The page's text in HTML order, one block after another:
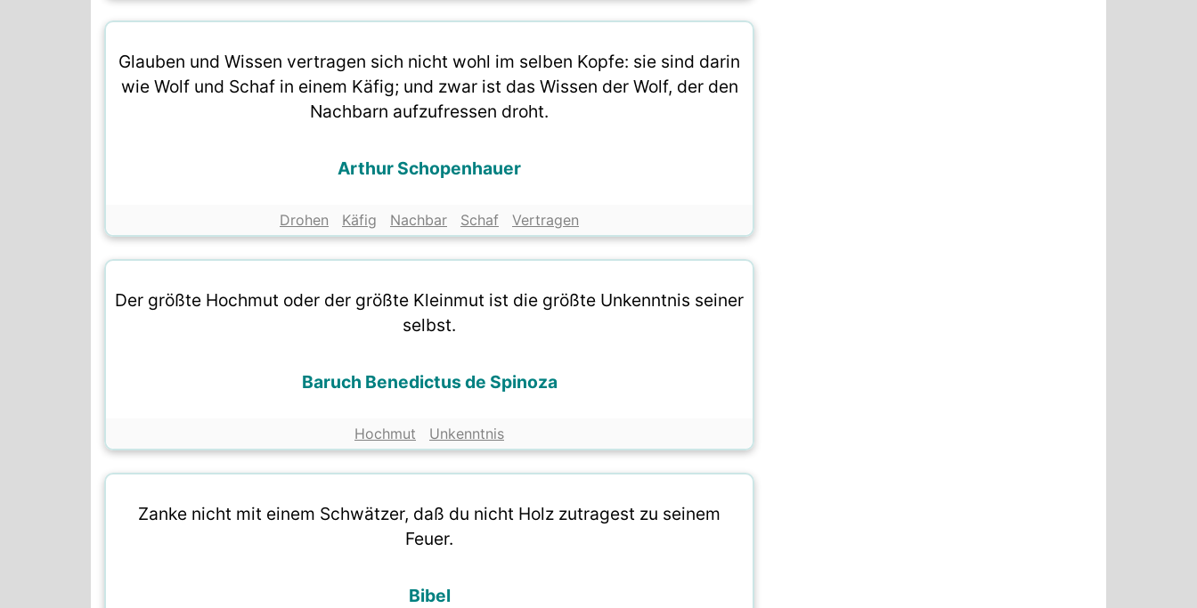
Glauben und Wissen vertragen sich nicht wohl im selben Kopfe: sie sind darin
wie Wolf und Schaf in einem Käfig; und zwar ist das Wissen der Wolf, der den
Nachbarn aufzufressen droht.
Arthur Schopenhauer
Drohen Käfig Nachbar Schaf Vertragen
Der größte Hochmut oder der größte Kleinmut ist die größte Unkenntnis seiner
selbst.
Baruch Benedictus de Spinoza
Hochmut Unkenntnis
Zanke nicht mit einem Schwätzer, daß du nicht Holz zutragest zu seinem
Feuer.
Bibel